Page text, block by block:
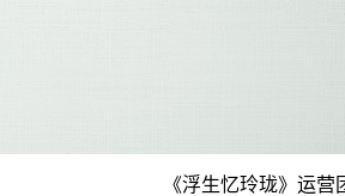
《浮生忆玲珑》运营